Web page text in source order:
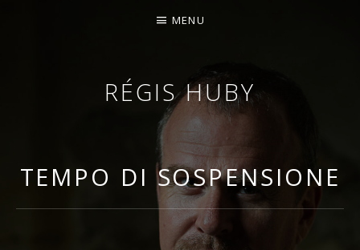
RÉGIS HUBY
VIOLINISTA - IMPROVVISATORE - COMPOSITORE
MENU
TEMPO DI SOSPENSIONE